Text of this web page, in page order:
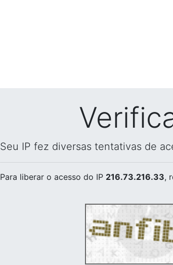
Seu IP fez diversas tentativas de
Para liberar o acesso do IP 216.73.216.33,